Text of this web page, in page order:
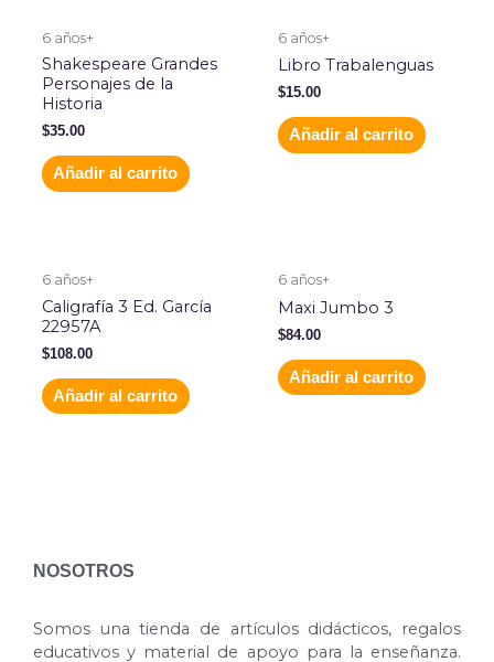
6 años+
Shakespeare Grandes
Personajes de la
Historia
$35.00
Añadir al carrito
6 años+
Libro Trabalenguas
$15.00
Añadir al carrito
6 años+
Caligrafía 3 Ed. García
22957A
$108.00
Añadir al carrito
6 años+
Maxi Jumbo 3
$84.00
Añadir al carrito
NOSOTROS
Somos una tienda de artículos didácticos, regalos
educativos y material de apoyo para la enseñanza.